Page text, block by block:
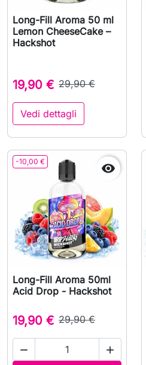
Long-Fill Aroma 50 ml
Lemon CheeseCake –
Hackshot
19,90 € 29,90 €
Vedi dettagli
-10,00 € 
Long-Fill Aroma 50ml
Acid Drop - Hackshot
19,90 € 29,90 €
 